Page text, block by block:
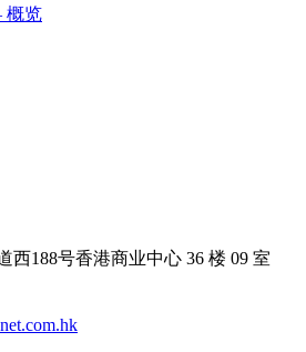
概览
西188号香港商业中心 36 楼 09 室